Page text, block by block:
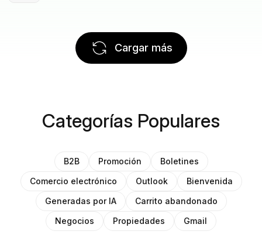
Cargar más
Categorías Populares
B2B Promoción
Boletines
Comercio electrónico
Outlook
Bienvenida
Generadas por IA
Carrito abandonado
Negocios
Propiedades Gmail